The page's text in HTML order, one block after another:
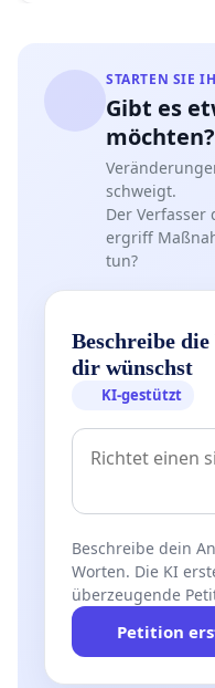
STARTEN SIE
Gibt es
möchten?
schweigt.
Der
ergriff
tun?
Beschreibe
dir wünschst
KI-gestützt
Beschreibe dein
Worten. Die KI
überzeugende
Petition